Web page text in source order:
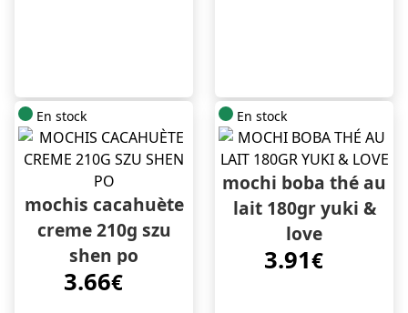
En stock
mochis cacahuète
creme 210g szu
shen po
3.66€
En stock
mochi boba thé au
lait 180gr yuki &
love
3.91€